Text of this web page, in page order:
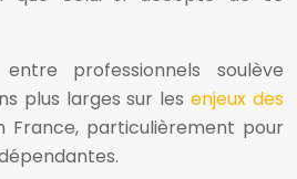
professionnels soulève
plus larges sur lesenjeux des
France, particulièrement pour